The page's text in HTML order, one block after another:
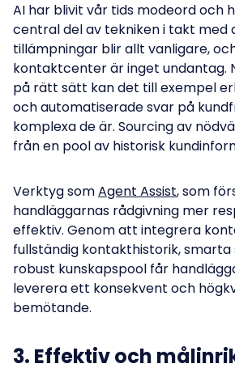
AI har blivit vår tids modeord och
central del av tekniken i takt med
tillämpningar blir allt vanligare,
kontaktcenter är inget undantag.
på rätt sätt kan det till exempel
och automatiserade svar på
komplexa de är. Sourcing av
från en pool av historisk
Verktyg somAgent Assist, som
handläggarnas rådgivning mer
effektiv. Genom att integrera
fullständig kontakthistorik, smarta
robust kunskapspool får
leverera ett konsekvent och
bemötande.
3. Effektiv och